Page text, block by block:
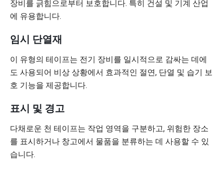
장비를 긁힘으로부터 보호합니다. 특히 건설 및 기계 산업
에 유용합니다.
임시 단열재
이 유형의 테이프는 전기 장비를 일시적으로 감싸는 데에
도 사용되어 비상 상황에서 효과적인 절연, 단열 및 습기 보
호 기능을 제공합니다.
표시 및 경고
다채로운 천 테이프는 작업 영역을 구분하고, 위험한 장소
를 표시하거나 창고에서 물품을 분류하는 데 사용할 수 있
습니다.